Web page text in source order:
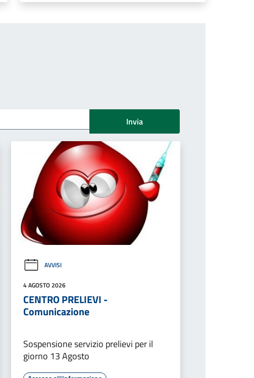
Invia
AVVISI
4 AGOSTO 2026
CENTRO PRELIEVI -
Comunicazione
Sospensione servizio prelievi per il
giorno 13 Agosto